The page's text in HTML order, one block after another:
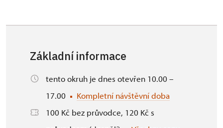
Základní informace
tento okruh je dnes otevřen 10.00 –
17.00
Kompletní návštěvní doba
100 Kč bez průvodce, 120 Kč s